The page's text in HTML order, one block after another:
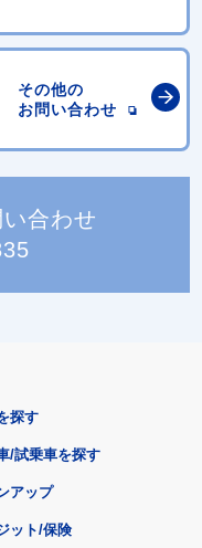
その他の
お問い合わせ
合わせ
探す
/試乗車を探す
アップ
ット/保険